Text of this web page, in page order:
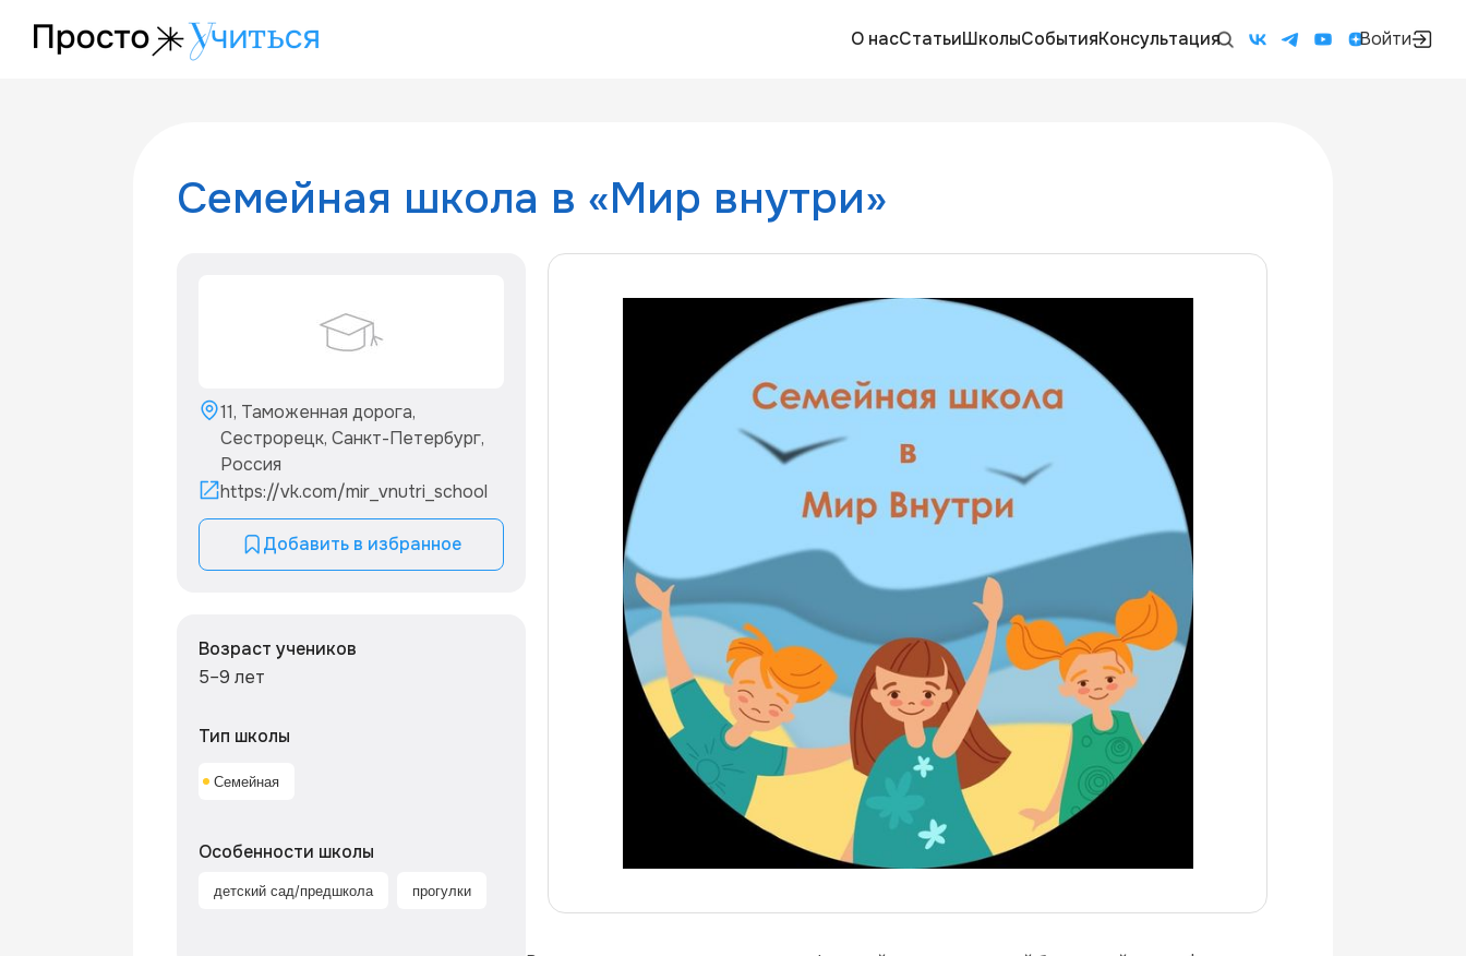
О насСтатьиШколыСобытияКонсультация Войти
Семейная школа в «Мир внутри»
11, Таможенная дорога,
Сестрорецк, Санкт-Петербург,
Россия
https://vk.com/mir_vnutri_school
Добавить в избранное
Возраст учеников
5–9 лет
Тип школы
Семейная
Особенности школы
детский сад/предшкола прогулки